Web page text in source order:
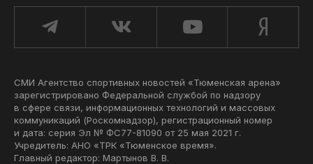
СМИ Агентство спортивных новостей «Тюменская арена»
зарегистрировано Федеральной службой по надзору
в сфере связи, информационных технологий и массовых
коммуникаций (Роскомнадзор), регистрационный номер
и дата: серия Эл № ФС77-81090 от 25 мая 2021 г.
Учредитель: АНО «ТРК «Тюменское время».
Главный редактор: Мартынов В. В.